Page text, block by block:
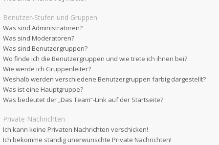
Benutzer-Stufen und Gruppen
Was sind Administratoren?
Was sind Moderatoren?
Was sind Benutzergruppen?
Wo finde ich die Benutzergruppen und wie trete ich ihnen bei?
Wie werde ich Gruppenleiter?
Weshalb werden verschiedene Benutzergruppen farbig dargestellt?
Was ist eine Hauptgruppe?
Was bedeutet der „Das Team“-Link auf der Startseite?
Private Nachrichten
Ich kann keine Privaten Nachrichten verschicken!
Ich bekomme ständig unerwünschte Private Nachrichten!